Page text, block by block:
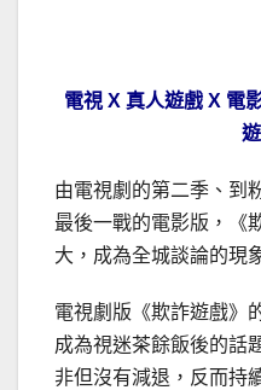
電視 X 真人遊戲 X 電
由電視劇的第二季、到
最後一戰的電影版，《
大，成為全城談論的現
電視劇版《欺詐遊戲》
成為視迷茶餘飯後的話
非但沒有減退，反而持